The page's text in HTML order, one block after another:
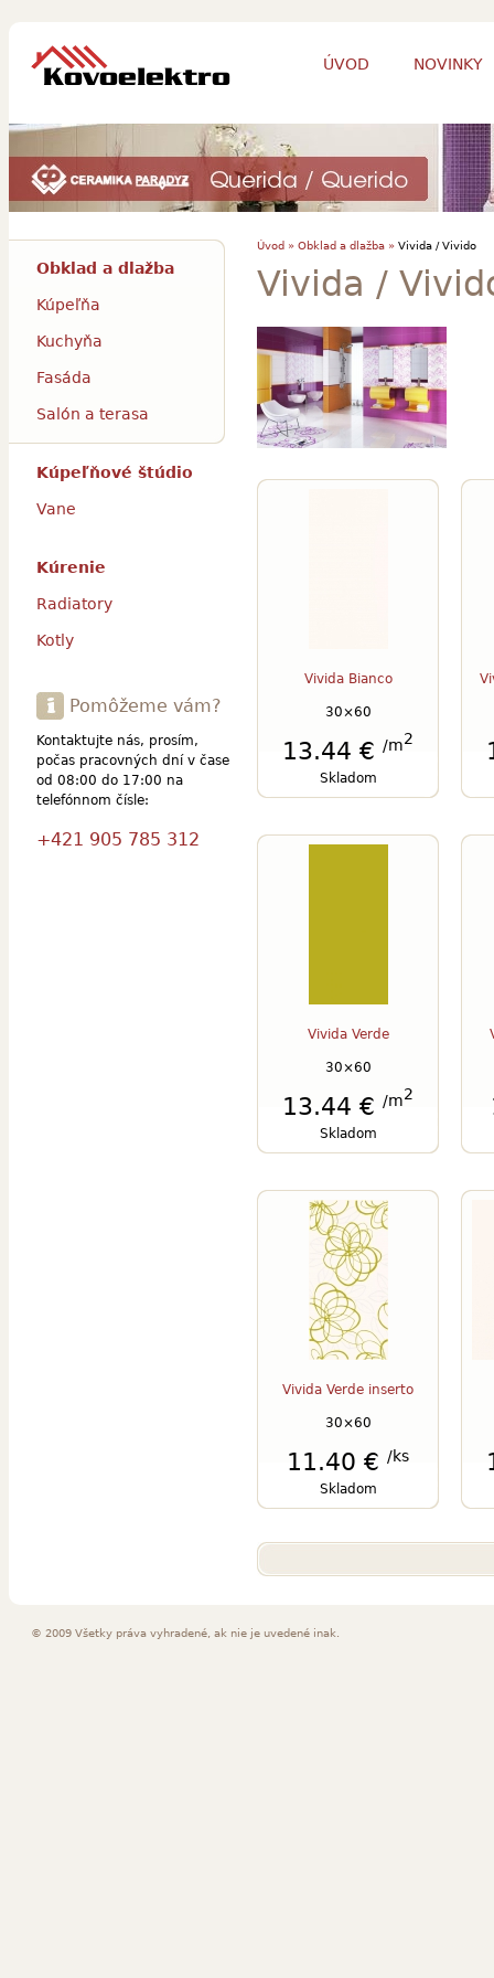
ÚVOD NOVINKY
Úvod » Obklad a dlažba »Vivida / Vivido
Vivida /
Vivida Bianco
30×60
13.44 € /m2
Skladom
Vivida Verde
30×60
13.44 € /m2
Skladom
Vivida Verde inserto
30×60
11.40 € /ks
Skladom
Obklad a dlažba
Kúpeľňa
Kuchyňa
Fasáda
Salón a terasa
Kúpeľňové štúdio
Vane
Kúrenie
Radiatory
Kotly
Pomôžeme vám?
Kontaktujte nás, prosím,
počas pracovných dní v čase
od 08:00 do 17:00 na
telefónnom čísle:
+421 905 785 312
© 2009 Všetky práva vyhradené, ak nie je uvedené inak.